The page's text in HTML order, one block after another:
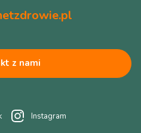
z nami
Instagram